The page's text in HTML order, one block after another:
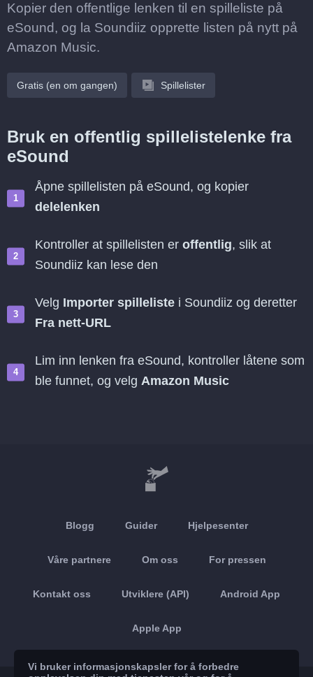
Kopier den offentlige lenken til en spilleliste på
eSound, og la Soundiiz opprette listen på nytt på
Amazon Music.
Gratis (en om gangen) Spillelister
Bruk en offentlig spillelistelenke fra
eSound
Åpne spillelisten på eSound, og kopier
delelenken
Kontroller at spillelisten er offentlig, slik at
Soundiiz kan lese den
Velg Importer spilleliste i Soundiiz og deretter
Fra nett-URL
Lim inn lenken fra eSound, kontroller låtene som
ble funnet, og velg Amazon Music
Blogg Guider Hjelpesenter
Våre partnere Om oss For pressen
Kontakt oss Utviklere (API) Android App
Apple App
Vi bruker informasjonskapsler for å forbedre